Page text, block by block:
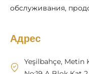
обслуживания,
Адрес
Yeşilbahçe, Metin